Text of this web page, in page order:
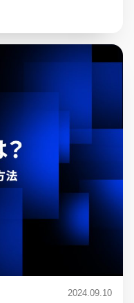
2024.09.10